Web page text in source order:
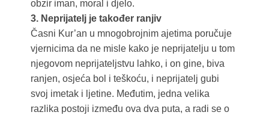
obzir iman, moral i djelo.
3. Neprijatelj je također ranjiv
Časni Kur’an u mnogobrojnim ajetima poručuje
vjernicima da ne misle kako je neprijatelju u tom
njegovom neprijateljstvu lahko, i on gine, biva
ranjen, osjeća bol i teškoću, i neprijatelj gubi
svoj imetak i ljetine. Međutim, jedna velika
razlika postoji između ova dva puta, a radi se o